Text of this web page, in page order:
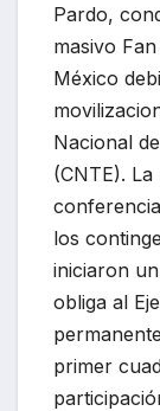
Pardo,
masivo
México
Nacional
(CNTE).
los
iniciaron
obliga al
primer